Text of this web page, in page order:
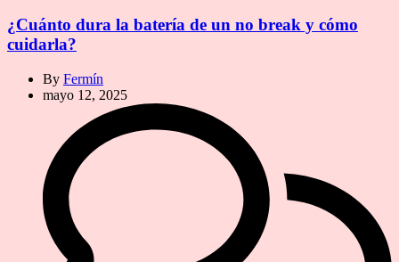
¿Cuánto dura la batería de un no break y cómo
cuidarla?
By Fermín
mayo 12, 2025